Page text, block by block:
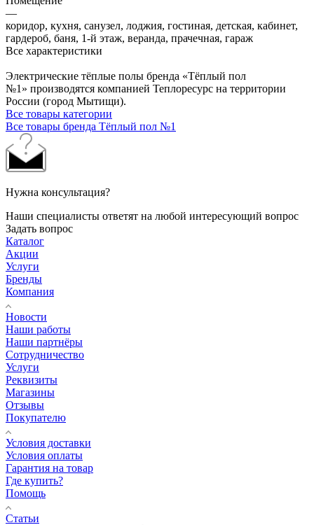
—
коридор, кухня, санузел, лоджия, гостиная, детская, кабинет,
гардероб, баня, 1-й этаж, веранда, прачечная, гараж
Все характеристики
Электрические тёплые полы бренда «Тёплый пол
№1» производятся компанией Теплоресурс на территории
России (город Мытищи).
Все товары категории
Все товары бренда Тёплый пол №1
Нужна консультация?
Наши специалисты ответят на любой интересующий вопрос
Задать вопрос
Каталог
Акции
Услуги
Бренды
Компания
Новости
Наши работы
Наши партнёры
Сотрудничество
Услуги
Реквизиты
Магазины
Отзывы
Покупателю
Условия доставки
Условия оплаты
Гарантия на товар
Где купить?
Помощь
Статьи